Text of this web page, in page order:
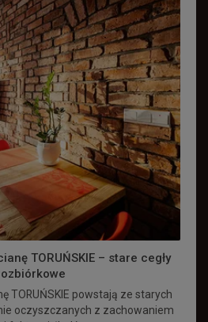
TORUŃSKIE – stare cegły
TORUŃSKIE powstają ze starych
oczyszczanych z zachowaniem